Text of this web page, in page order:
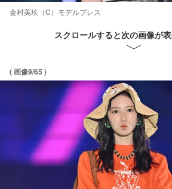
金村美玖（C）モデルプレス
スクロールすると次の画像が
( 画像9/65 )